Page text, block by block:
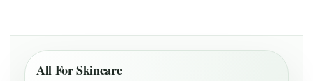
All For Skincare